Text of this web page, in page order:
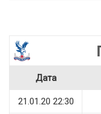
Дата
21.01.20 22:30